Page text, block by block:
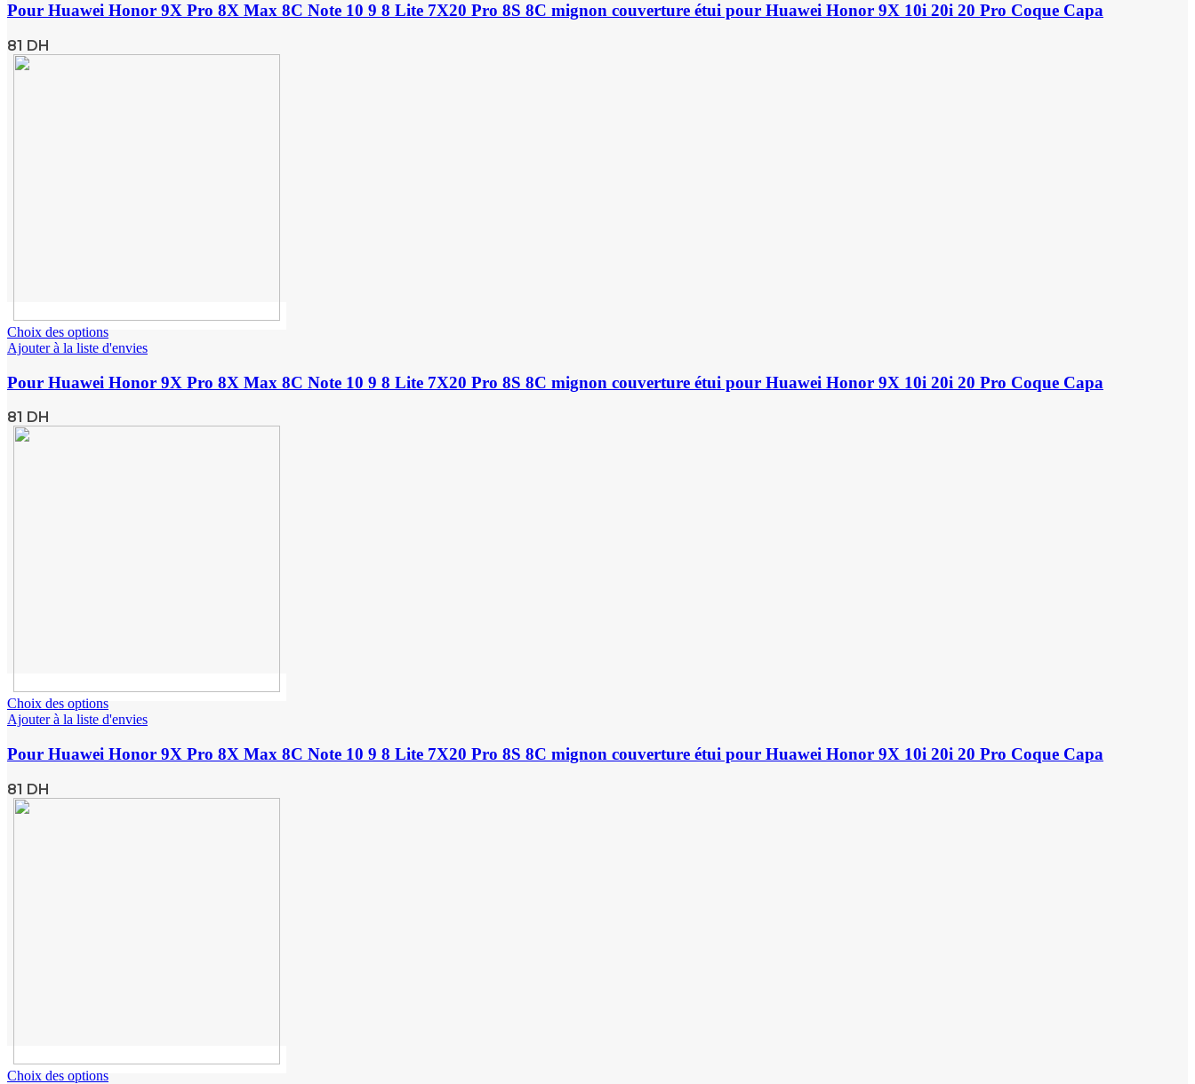
Pour Huawei Honor 9X Pro 8X Max 8C Note 10 9 8 Lite 7X20 Pro 8S 8C mignon couverture étui pour Huawei Honor 9X 10i 20i 20 Pro Coque Capa
81 DH
Choix des options
Ajouter à la liste d'envies
Pour Huawei Honor 9X Pro 8X Max 8C Note 10 9 8 Lite 7X20 Pro 8S 8C mignon couverture étui pour Huawei Honor 9X 10i 20i 20 Pro Coque Capa
81 DH
Choix des options
Ajouter à la liste d'envies
Pour Huawei Honor 9X Pro 8X Max 8C Note 10 9 8 Lite 7X20 Pro 8S 8C mignon couverture étui pour Huawei Honor 9X 10i 20i 20 Pro Coque Capa
81 DH
Choix des options